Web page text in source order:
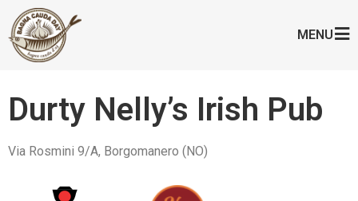
MENU
Durty Nelly’s Irish Pub
Via Rosmini 9/A, Borgomanero (NO)